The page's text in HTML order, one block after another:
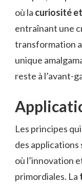
où la curiosité
entraînant une
transformation
unique
reste à l’avant-
Les principes
des
où l’innovation
primordiales. La